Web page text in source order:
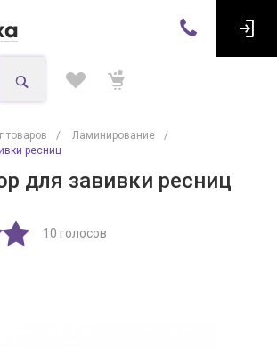
товаров / Ламинирование
/
ресниц
для завивки ресниц
10 голосов